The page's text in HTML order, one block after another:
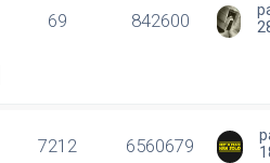
69 842600
7212 6560679